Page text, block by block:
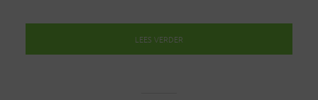
LEES VERDER